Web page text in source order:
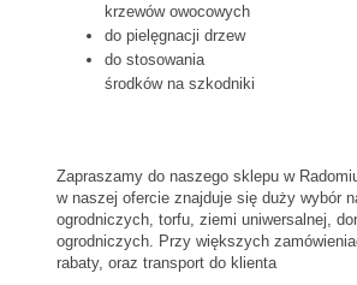
krzewów owocowych
do pielęgnacji drzew
do stosowania
środków na szkodniki
Zapraszamy do naszego sklepu w
w naszej ofercie znajduje się duży wybór
ogrodniczych, torfu, ziemi uniwersalnej,
ogrodniczych. Przy większych
rabaty, oraz transport do klienta